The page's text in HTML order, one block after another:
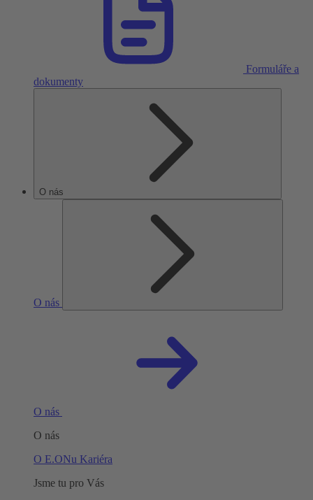
Formuláře a
dokumenty
O nás
O nás
O nás
O nás
O E.ONu Kariéra
Jsme tu pro Vás